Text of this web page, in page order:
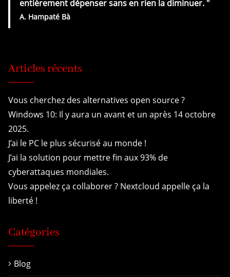
entièrement dépenser sans en rien la diminuer. "
A. Hampaté Bà
Articles récents
Vous cherchez des alternatives open source ?
Windows 10: Il y aura un avant et un après 14 octobre
2025.
J’ai le PC le plus sécurisé au monde !
J’ai la solution pour mettre fin aux 93% de
cyberattaques mondiales.
Vous appelez ça collaborer ? Nextcloud appelle ça la
liberté !
Catégories
Blog